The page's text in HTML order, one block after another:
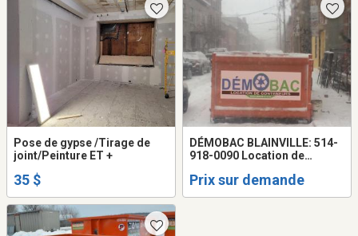
Pose de gypse /Tirage de
joint/Peinture ET +
35 $
DÉMOBAC BLAINVILLE: 514-
918-0090 Location de
conteneurs
Prix sur demande